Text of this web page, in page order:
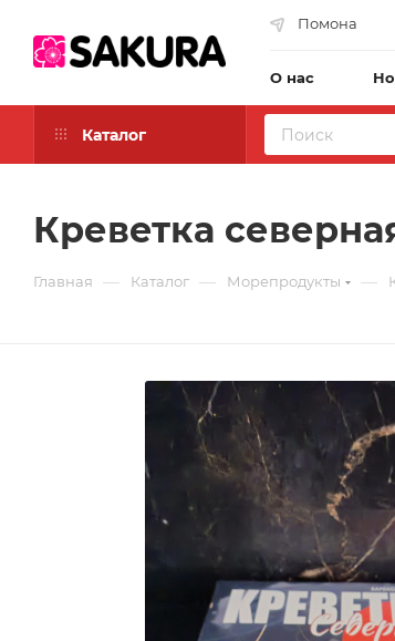
Помона
О нас
Каталог
Креветка
Главная — Каталог — Морепродукты —